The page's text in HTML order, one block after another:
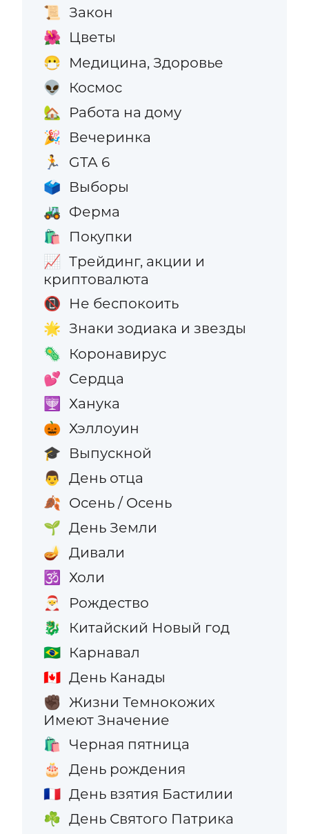
📜 Закон
🌺 Цветы
😷 Медицина, Здоровье
👽 Космос
🏡 Работа на дому
🎉 Вечеринка
🏃 GTA 6
🗳️ Выборы
🚜 Ферма
🛍️ Покупки
📈 Трейдинг, акции и
криптовалюта
📵 Не беспокоить
🌟 Знаки зодиака и звезды
🦠 Коронавирус
💕 Сердца
🕎 Ханука
🎃 Хэллоуин
🎓 Выпускной
👨 День отца
🍂 Осень / Осень
🌱 День Земли
🪔 Дивали
🕉️ Холи
🎅 Рождество
🐉 Китайский Новый год
🇧🇷 Карнавал
🇨🇦 День Канады
✊🏿 Жизни Темнокожих
Имеют Значение
🛍️ Черная пятница
🎂 День рождения
🇫🇷 День взятия Бастилии
☘️ День Святого Патрика